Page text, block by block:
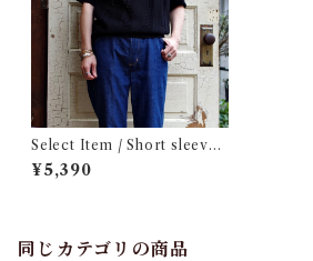
Select Item / Short sleeve
Knit / ショートスリーブ ニッ
ト
¥5,390
同じカテゴリの商品